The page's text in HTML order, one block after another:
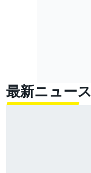
最新ニュース